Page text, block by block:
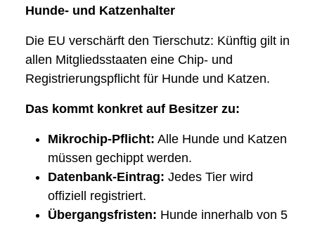
Hunde- und Katzenhalter
Die EU verschärft den Tierschutz: Künftig gilt in
allen Mitgliedsstaaten eine Chip- und
Registrierungspflicht für Hunde und Katzen.
Das kommt konkret auf Besitzer zu:
Mikrochip-Pflicht: Alle Hunde und Katzen
müssen gechippt werden.
Datenbank-Eintrag: Jedes Tier wird
offiziell registriert.
Übergangsfristen: Hunde innerhalb von 5